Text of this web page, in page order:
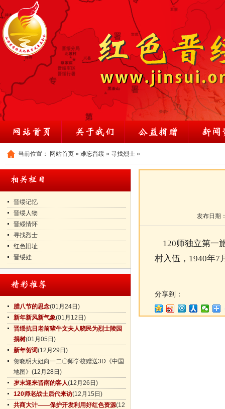
当前位置： 网站首页 » 难忘晋绥 » 寻找烈士 »
晋绥记忆
晋绥人物
晋綏情怀
寻找烈士
红色旧址
晋绥娃
腊八节的思念(01月24日)
新年新风新气象(01月12日)
晋绥抗日老前辈牛文夫人晓民为烈士陵园
捐树(01月05日)
新年贺词(12月29日)
贺晓明大姐向一二〇师学校赠送3D《中国
地图》 (12月28日)
岁末迎来晋南的客人(12月26日)
120师老战士后代来访(12月15日)
共商大计——保护开发利用好红色资源(12
发布日期
120师独立第一
村入伍，1940年7
分享到：